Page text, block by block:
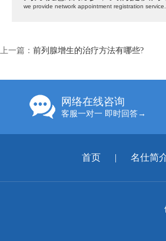
we provide network appointment registration service.
上一篇： 前列腺增生的治疗方法有哪些?
网络在线咨询
客服一对一 即时回答→
首页 | 名仕简